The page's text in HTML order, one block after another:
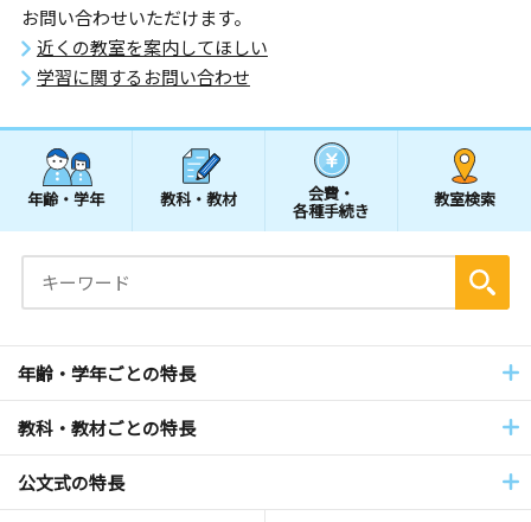
お問い合わせいただけます。
近くの教室を案内してほしい
学習に関するお問い合わせ
年齢・学年 教科・教材 会費・
各種手続き
教室検索
年齢・学年ごとの特長
教科・教材ごとの特長
公文式の特長